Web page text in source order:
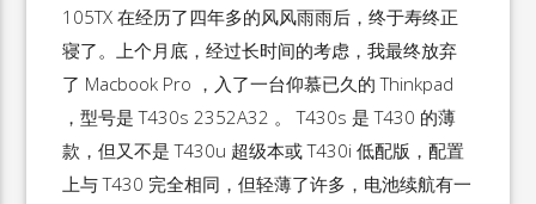
105TX 在经历了四年多的风风雨雨后，终于寿终正
寝了。上个月底，经过长时间的考虑，我最终放弃
了 Macbook Pro ，入了一台仰慕已久的 Thinkpad
，型号是 T430s 2352A32 。 T430s 是 T430 的薄
款，但又不是 T430u 超级本或 T430i 低配版，配置
上与 T430 完全相同，但轻薄了许多，电池续航有一